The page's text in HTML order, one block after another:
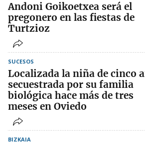
Andoni Goikoetxea será el
pregonero en las fiestas de
Turtzioz
SUCESOS
Localizada la niña de cinco
secuestrada por su familia
biológica hace más de tres
meses en Oviedo
BIZKAIA